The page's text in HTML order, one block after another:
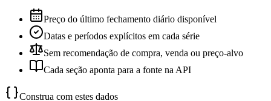
Preço do último fechamento diário disponível
Datas e períodos explícitos em cada série
Sem recomendação de compra, venda ou preço-alvo
Cada seção aponta para a fonte na API
Construa com estes dados